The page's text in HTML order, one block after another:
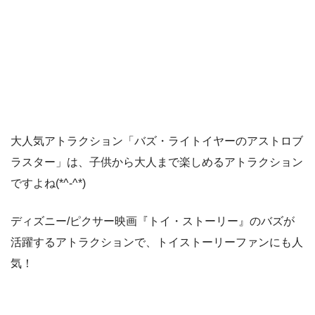
大人気アトラクション「バズ・ライトイヤーのアストロブ
ラスター」は、子供から大人まで楽しめるアトラクション
ですよね(*^-^*)
ディズニー/ピクサー映画『トイ・ストーリー』のバズが
活躍するアトラクションで、トイストーリーファンにも人
気！